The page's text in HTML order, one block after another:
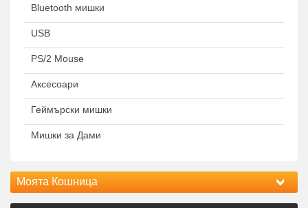
Bluetooth мишки
USB
PS/2 Mouse
Аксесоари
Геймърски мишки
Мишки за Дами
Моята Кошница